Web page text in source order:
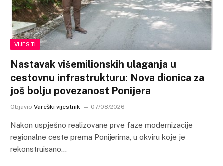
VIJESTI
Nastavak višemilionskih ulaganja u
cestovnu infrastrukturu: Nova dionica za
još bolju povezanost Ponijera
Objavio Vareški vijestnik 07/08/2026
Nakon uspješno realizovane prve faze modernizacije
regionalne ceste prema Ponijerima, u okviru koje je
rekonstruisano…